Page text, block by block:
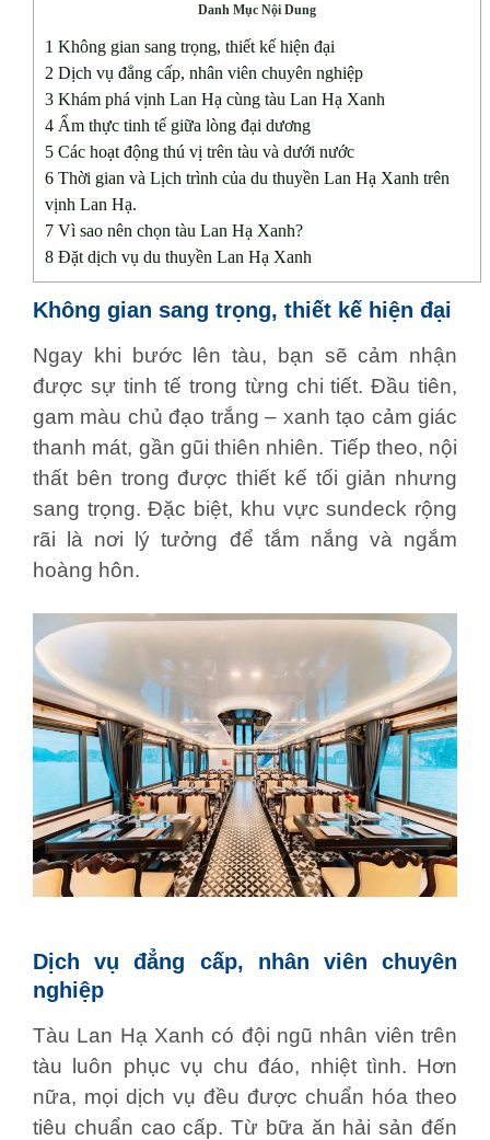
Danh Mục Nội Dung
1 Không gian sang trọng, thiết kế hiện đại
2 Dịch vụ đẳng cấp, nhân viên chuyên nghiệp
3 Khám phá vịnh Lan Hạ cùng tàu Lan Hạ Xanh
4 Ẩm thực tinh tế giữa lòng đại dương
5 Các hoạt động thú vị trên tàu và dưới nước
6 Thời gian và Lịch trình của du thuyền Lan Hạ Xanh trên
vịnh Lan Hạ.
7 Vì sao nên chọn tàu Lan Hạ Xanh?
8 Đặt dịch vụ du thuyền Lan Hạ Xanh
Không gian sang trọng, thiết kế hiện đại
Ngay khi bước lên tàu, bạn sẽ cảm nhận
được sự tinh tế trong từng chi tiết.Đầu tiên,
gam màu chủ đạo trắng – xanh tạo cảm giác
thanh mát, gần gũi thiên nhiên. Tiếp theo, nội
thất bên trong được thiết kế tối giản nhưng
sang trọng.Đặc biệt, khu vực sundeck rộng
rãi là nơi lý tưởng để tắm nắng và ngắm
hoàng hôn.
Dịch vụ đẳng cấp, nhân viên chuyên
nghiệp
Tàu Lan Hạ Xanh có đội ngũ nhân viên trên
tàu luôn phục vụ chu đáo, nhiệt tình. Hơn
nữa, mọi dịch vụ đều được chuẩn hóa theo
tiêu chuẩn cao cấp.Từ bữa ăn hải sản đến